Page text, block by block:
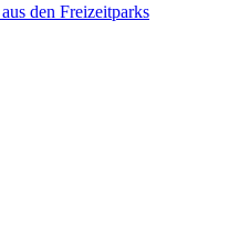
den Freizeitparks